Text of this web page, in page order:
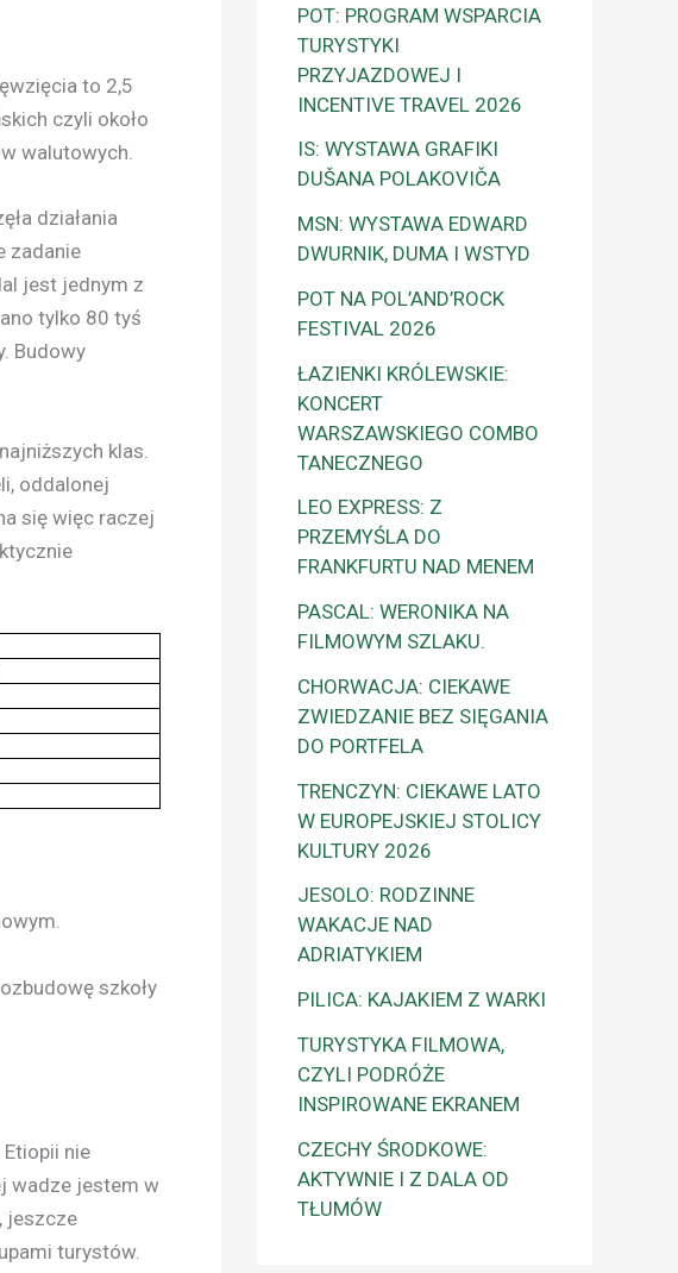
to 2,5
czyli około
walutowych.
działania
zadanie
jest jednym z
tylko 80 tyś
Budowy
klas.
oddalonej
się więc raczej
szkoły
nie
wadze jestem w
jeszcze
turystów.
POT: PROGRAM WSPARCIA
TURYSTYKI
PRZYJAZDOWEJ I
INCENTIVE TRAVEL 2026
IS: WYSTAWA GRAFIKI
DUŠANA POLAKOVIČA
MSN: WYSTAWA EDWARD
DWURNIK, DUMA I WSTYD
POT NA POL’AND’ROCK
FESTIVAL 2026
ŁAZIENKI KRÓLEWSKIE:
KONCERT
WARSZAWSKIEGO COMBO
TANECZNEGO
LEO EXPRESS: Z
PRZEMYŚLA DO
FRANKFURTU NAD MENEM
PASCAL: WERONIKA NA
FILMOWYM SZLAKU.
CHORWACJA: CIEKAWE
ZWIEDZANIE BEZ SIĘGANIA
DO PORTFELA
TRENCZYN: CIEKAWE LATO
W EUROPEJSKIEJ STOLICY
KULTURY 2026
JESOLO: RODZINNE
WAKACJE NAD
ADRIATYKIEM
PILICA: KAJAKIEM Z WARKI
TURYSTYKA FILMOWA,
CZYLI PODRÓŻE
INSPIROWANE EKRANEM
CZECHY ŚRODKOWE:
AKTYWNIE I Z DALA OD
TŁUMÓW